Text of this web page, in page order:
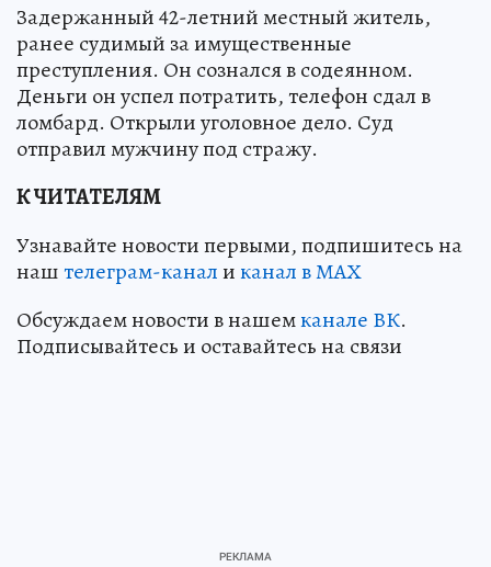
Задержанный 42-летний местный житель,
ранее судимый за имущественные
преступления. Он сознался в содеянном.
Деньги он успел потратить, телефон сдал в
ломбард. Открыли уголовное дело. Суд
отправил мужчину под стражу.
К ЧИТАТЕЛЯМ
Узнавайте новости первыми, подпишитесь на
наштелеграм-каналиканал в МАХ
Обсуждаем новости в нашемканале ВК.
Подписывайтесь и оставайтесь на связи